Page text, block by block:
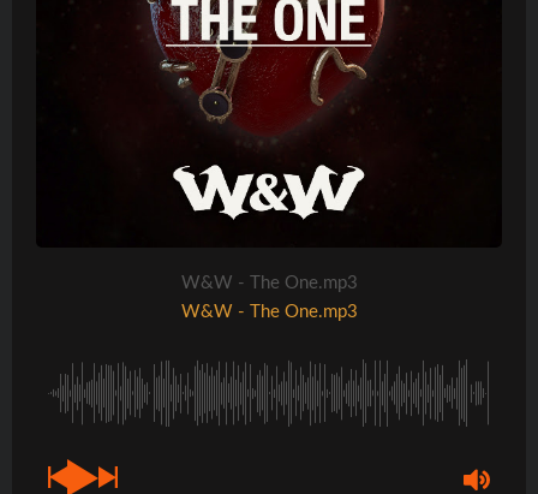
W&W - The One.mp3
W&W - The One.mp3